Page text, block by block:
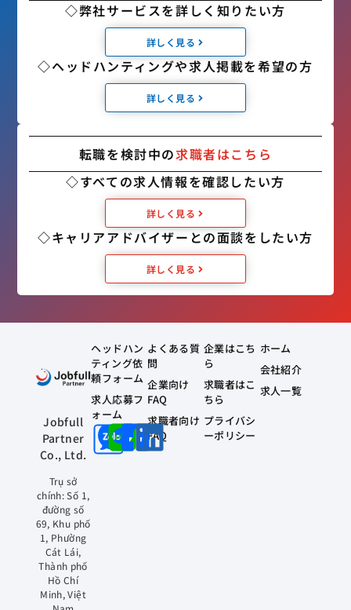
◇弊社サービスを詳しく知りたい方
詳しく見る
◇ヘッドハンティングや求人掲載を希望の方
詳しく見る
転職を検討中の求職者はこちら
◇すべての求人情報を確認したい方
詳しく見る
◇キャリアアドバイザーとの面談をしたい方
詳しく見る
Jobfull
Partner
Co., Ltd.
Trụ sở
chính: Số 1,
đường số
69, Khu phố
1, Phường
Cát Lái,
Thành phố
Hồ Chí
Minh, Việt
ホーム
会社紹介
求人一覧
企業はこち
ら
求職者はこ
ちら
プライバシ
ーポリシー
よくある質
問
企業向け
FAQ
求職者向け
FAQ
ヘッドハン
ティング依
頼フォーム
求人応募フ
ォーム